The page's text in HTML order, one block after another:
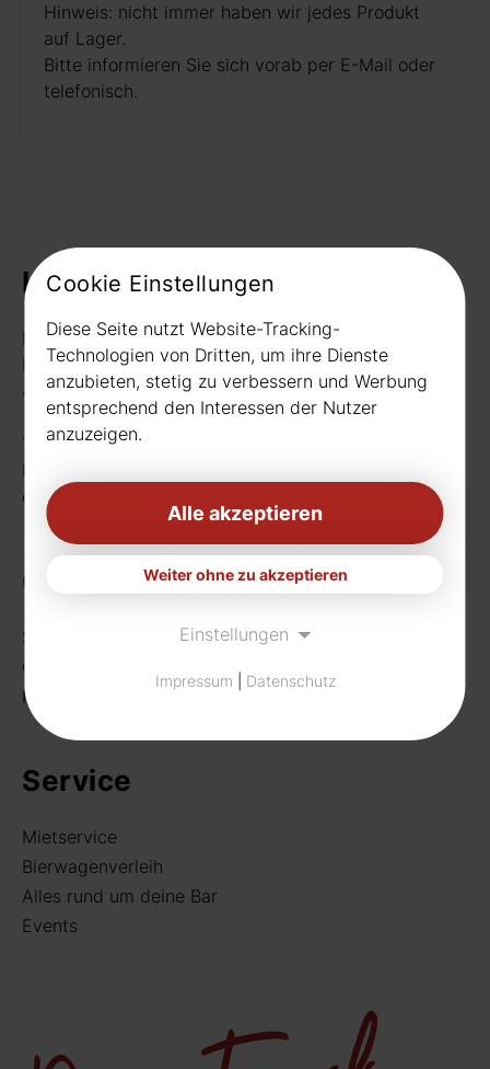
Hinweis: nicht immer haben wir jedes Produkt
auf Lager.
Bitte informieren Sie sich vorab per E-Mail oder
telefonisch.
Kontakt
Rudat GmbH
Borussiastr. 26
44149 Dortmund
Telefon:0231 656677
Fax: 0231 656990
eMail:
Getränke
Sortiment
Craft Beer
Rund um deine Bar
Service
Mietservice
Bierwagenverleih
Alles rund um deine Bar
Events
Cookie Einstellungen
Diese Seite nutzt Website-Tracking-
Technologien von Dritten, um ihre Dienste
anzubieten, stetig zu verbessern und Werbung
entsprechend den Interessen der Nutzer
anzuzeigen.
Alle akzeptieren
Weiter ohne zu akzeptieren
Einstellungen
Impressum Datenschutz